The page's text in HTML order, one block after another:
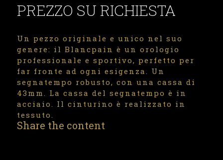
PREZZO SU RICHIESTA
Un pezzo originale e unico nel suo
genere: il Blancpain è un orologio
professionale e sportivo, perfetto per
far fronte ad ogni esigenza. Un
segnatempo robusto, con una cassa di
43mm. La cassa del segnatempo è in
acciaio. Il cinturino è realizzato in
tessuto.
Share the content